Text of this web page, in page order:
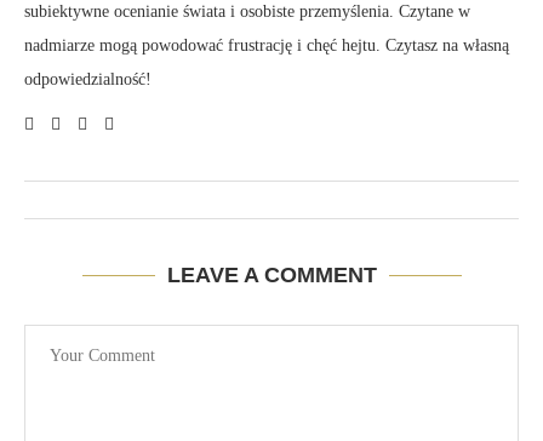
subiektywne ocenianie świata i osobiste przemyślenia. Czytane w
nadmiarze mogą powodować frustrację i chęć hejtu. Czytasz na własną
odpowiedzialność!
LEAVE A COMMENT